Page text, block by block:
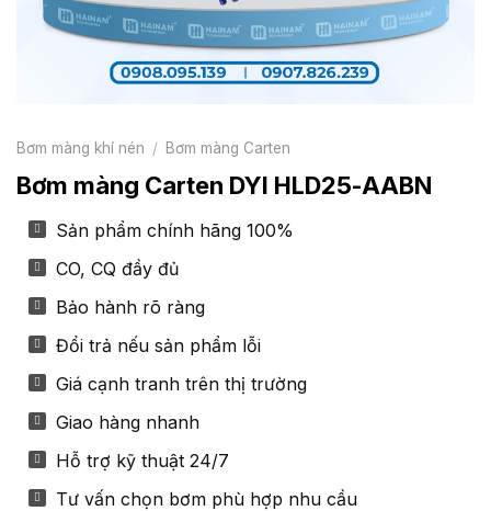
Bơm màng khí nén / Bơm màng Carten
Bơm màng Carten DYI HLD25-AABN
Sản phẩm chính hãng 100%
CO, CQ đầy đủ
Bảo hành rõ ràng
Đổi trả nếu sản phẩm lỗi
Giá cạnh tranh trên thị trường
Giao hàng nhanh
Hỗ trợ kỹ thuật 24/7
Tư vấn chọn bơm phù hợp nhu cầu